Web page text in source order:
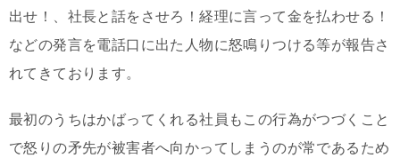
出せ！、社長と話をさせろ！経理に言って金を払わせる！
などの発言を電話口に出た人物に怒鳴りつける等が報告さ
れてきております。
最初のうちはかばってくれる社員もこの行為がつづくこと
で怒りの矛先が被害者へ向かってしまうのが常であるため